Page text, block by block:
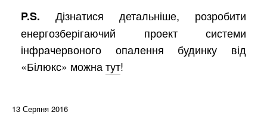
P.S. Дізнатися детальніше, розробити
енергозберігаючий проект системи
інфрачервоного опалення будинку від
«Білюкс» можнатут!
13 Серпня 2016